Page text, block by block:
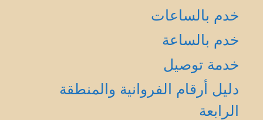
خدم بالساعات
خدم بالساعة
خدمة توصيل
دليل أرقام الفروانية والمنطقة
الرابعة